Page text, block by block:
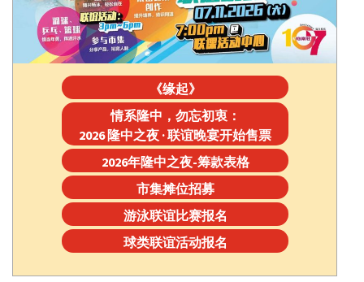
《缘起》
情系隆中，勿忘初衷：
2026 隆中之夜 · 联谊晚宴开始售票
2026年隆中之夜-筹款表格
市集摊位招募
游泳联谊比赛报名
球类联谊活动报名